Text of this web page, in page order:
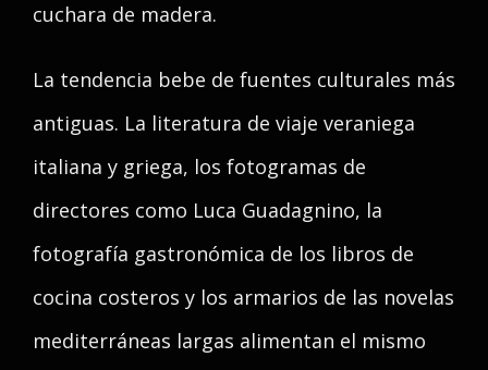
cuchara de madera.
La tendencia bebe de fuentes culturales más
antiguas. La literatura de viaje veraniega
italiana y griega, los fotogramas de
directores como Luca Guadagnino, la
fotografía gastronómica de los libros de
cocina costeros y los armarios de las novelas
mediterráneas largas alimentan el mismo